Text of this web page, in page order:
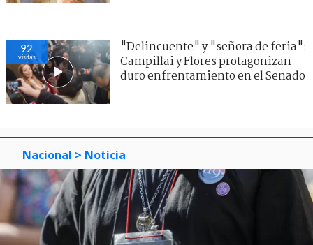
92
visitas
"Delincuente" y "señora de feria":
Campillai y Flores protagonizan
duro enfrentamiento en el Senado
Nacional > Noticia